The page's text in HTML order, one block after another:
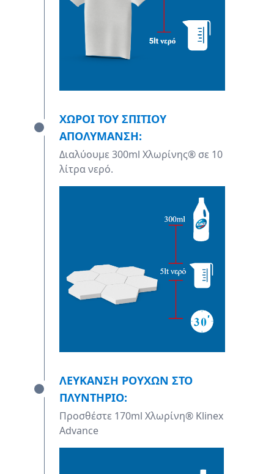
ΧΩΡΟΙ ΤΟΥ ΣΠΙΤΙΟΥ
ΑΠΟΛΥΜΑΝΣΗ:
Διαλύουμε 300ml Χλωρίνης® σε 10
λίτρα νερό.
ΛΕΥΚΑΝΣΗ ΡΟΥΧΩΝ ΣΤΟ
ΠΛΥΝΤΗΡΙΟ:
Προσθέστε 170ml Χλωρίνη® Klinex
Advance